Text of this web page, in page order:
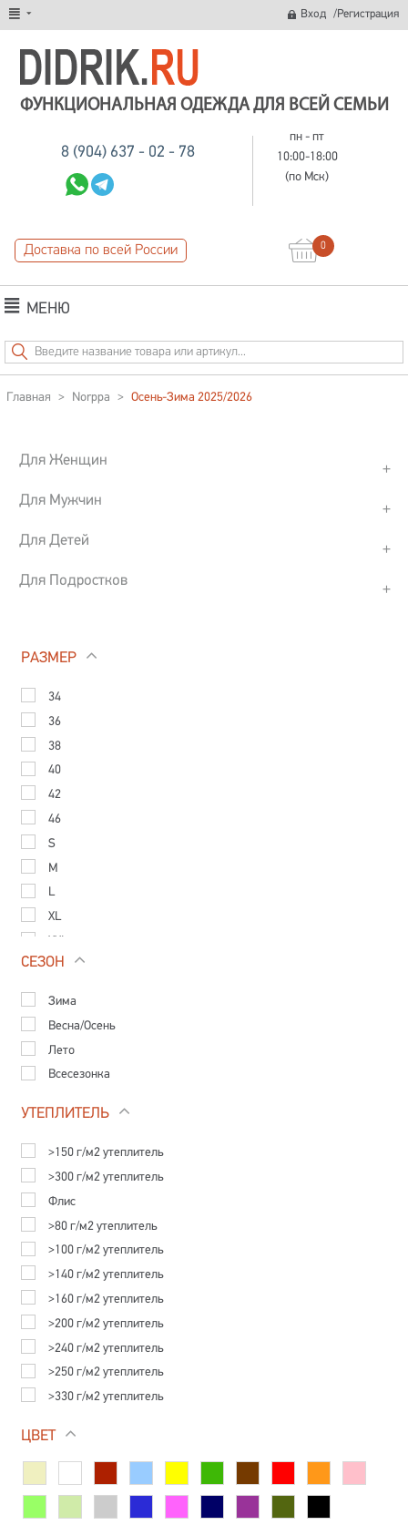
Вход /Регистрация
ФУНКЦИОНАЛЬНАЯ ОДЕЖДА ДЛЯ ВСЕЙ СЕМЬИ
8 (904) 637 - 02 - 78
пн - пт
10:00-18:00
(по Мск)
Доставка по всей России 0
МЕНЮ
Главная > Norppa > Осень-Зима 2025/2026
Для Женщин
Для Мужчин
Для Детей
Для Подростков
РАЗМЕР
34
36
38
40
42
46
S
M
L
XL
90
150
СЕЗОН
Зима
Весна/Осень
Лето
Всесезонка
УТЕПЛИТЕЛЬ
>150 г/м2 утеплитель
>300 г/м2 утеплитель
Флис
>80 г/м2 утеплитель
>100 г/м2 утеплитель
>140 г/м2 утеплитель
>160 г/м2 утеплитель
>200 г/м2 утеплитель
>240 г/м2 утеплитель
>250 г/м2 утеплитель
>330 г/м2 утеплитель
ЦВЕТ